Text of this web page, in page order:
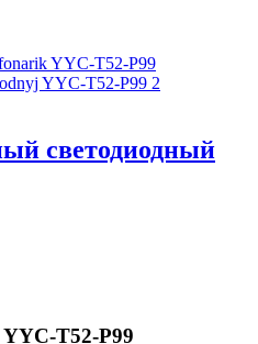
светодиодный
T52-P99